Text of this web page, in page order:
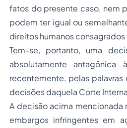
fatos do presente caso, nem
podem ter igual ou
direitos humanos
Tem-se, portanto, uma
absolutamente
recentemente, pelas
decisões daquela Corte
A decisão acima
embargos infringentes em